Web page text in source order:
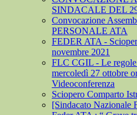
SINDACALE DEL
Convocazione
PERSONALE ATA
FEDER ATA -
novembre 2021
FLC CGIL - Le regole
mercoledì 27 ottobre
Videoconferenza
Sciopero Comparto
[Sindacato Nazionale